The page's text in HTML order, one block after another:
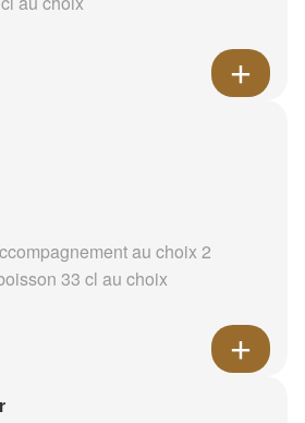
au choix 2
33 cl au choix